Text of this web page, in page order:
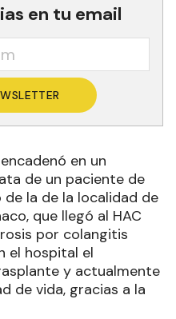
en tu email
en un
de un paciente de
la de la localidad de
que llegó al HAC
por colangitis
el hospital el
y actualmente
de vida, gracias a la